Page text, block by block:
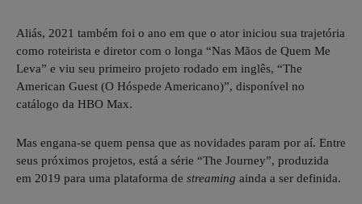
Aliás, 2021 também foi o ano em que o ator iniciou sua trajetória
como roteirista e diretor com o longa “Nas Mãos de Quem Me
Leva” e viu seu primeiro projeto rodado em inglês, “The
American Guest (O Hóspede Americano)”, disponível no
catálogo da HBO Max.
Mas engana-se quem pensa que as novidades param por aí. Entre
seus próximos projetos, está a série “The Journey”, produzida
em 2019 para uma plataforma de streaming ainda a ser definida.